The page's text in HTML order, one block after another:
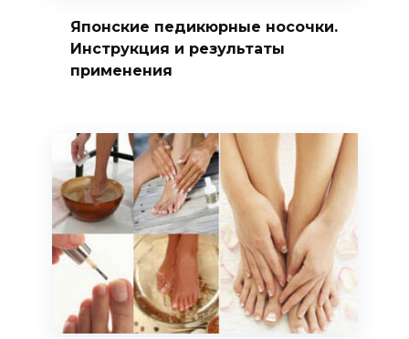
Японские педикюрные носочки.
Инструкция и результаты
применения